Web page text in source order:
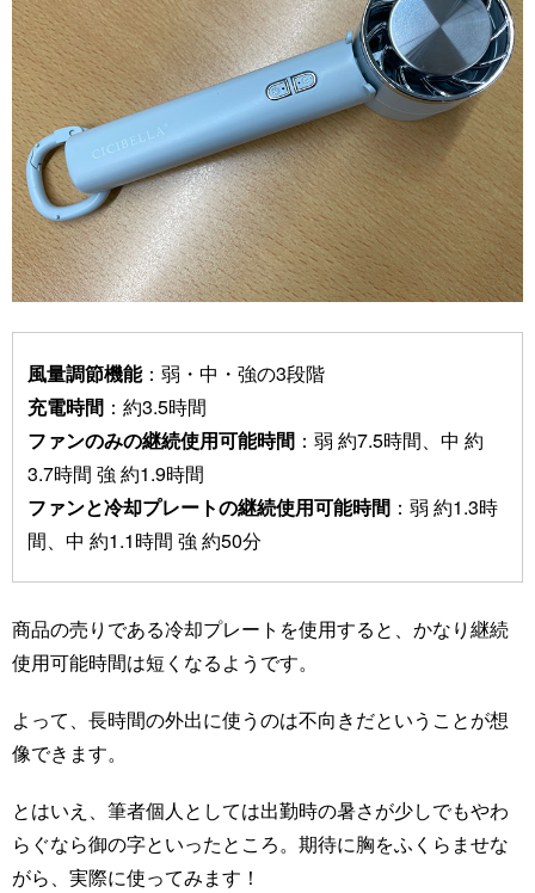
風量調節機能：弱・中・強の3段階
充電時間 ：約3.5時間
ファンのみの継続使用可能時間 ：弱 約7.5時間、中 約
3.7時間 強 約1.9時間
ファンと冷却プレートの継続使用可能時間 ：弱 約1.3時
間、中 約1.1時間 強 約50分
商品の売りである冷却プレートを使用すると、かなり継続
使用可能時間は短くなるようです。
よって、長時間の外出に使うのは不向きだということが想
像できます。
とはいえ、筆者個人としては出勤時の暑さが少しでもやわ
らぐなら御の字といったところ。期待に胸をふくらませな
がら、実際に使ってみます！